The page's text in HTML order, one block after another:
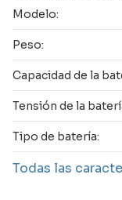
Modelo:
Peso:
Capacidad de la
Tensión de la
Tipo de batería:
Todas las